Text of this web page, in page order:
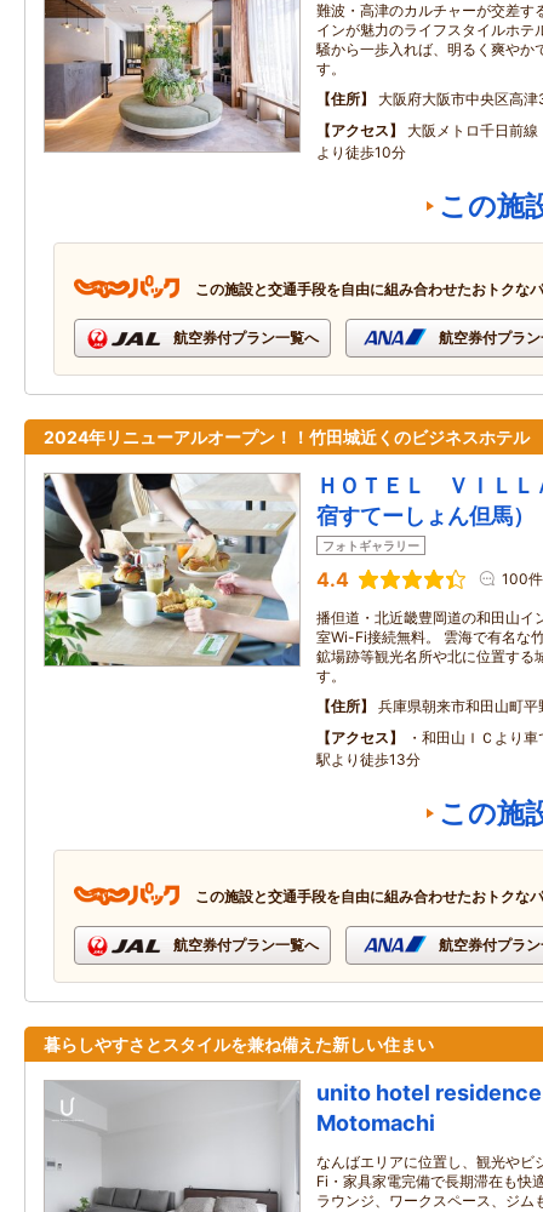
難波・高津のカルチャーが交差す
インが魅力のライフスタイルホテ
騒から一歩入れば、明るく爽やか
す。
住所
大阪府大阪市中央区高津
アクセス
大阪メトロ千日前
より徒歩10分
この施
この施設と交通手段を自由に組み合わせたおトクな
航空券付プラン一覧へ 航空券付プラ
2024年リニューアルオープン！！竹田城近くのビジネスホテル
ＨＯＴＥＬ ＶＩＬＬ
宿すてーしょん但馬）
フォトギャラリー
4.4 100件
播但道・北近畿豊岡道の和田山イ
室Wi-Fi接続無料。 雲海で有名な
鉱場跡等観光名所や北に位置する
す。
住所
兵庫県朝来市和田山町
アクセス
・和田山ＩＣより
駅より徒歩13分
この施
この施設と交通手段を自由に組み合わせたおトクな
航空券付プラン一覧へ 航空券付プラ
暮らしやすさとスタイルを兼ね備えた新しい住まい
unito hotel residence
Motomachi
なんばエリアに位置し、観光やビ
Fi・家具家電完備で長期滞在も快
ラウンジ、ワークスペース、ジム